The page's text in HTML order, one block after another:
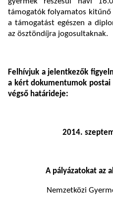
támogatók folyamatos kitűnő
a támogatást egészen a
az ösztöndíjra jogosultaknak.
Felhívjuk a jelentkezők
a kért dokumentumok
végső határideje:
2014.
A pályázatokat az
Nemzetközi